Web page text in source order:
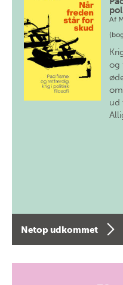
Af
og
ud
Netop udkommet